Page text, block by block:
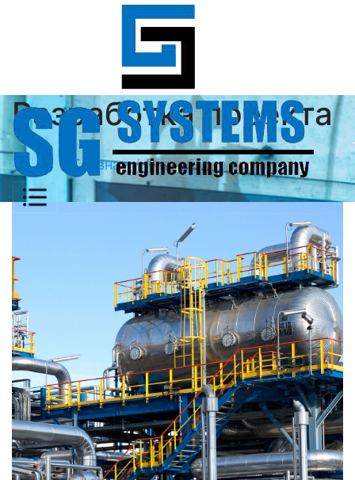
Разработка проекта
Главная Разработка проекта